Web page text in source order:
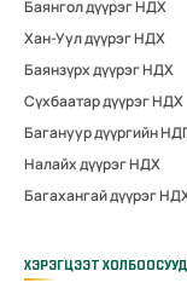
Баянгол дүүрэг НДХ
Хан-Уул дүүрэг НДХ
Баянзүрх дүүрэг НДХ
Сүхбаатар дүүрэг НДХ
Багануур дүүргийн
Налайх дүүрэг НДХ
Багахангай дүүрэг
ХЭРЭГЦЭЭТ ХОЛБООСУУД